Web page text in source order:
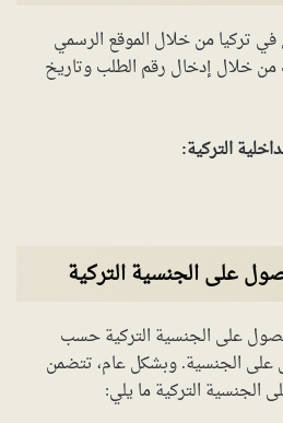
تركيا من خلال الموقع الرسمي
من خلال إدخال رقم الطلب وتاريخ
التركية:
على الجنسية التركية
على الجنسية التركية حسب
على الجنسية. وبشكل عام، تتضمن
الجنسية التركية ما يلي: